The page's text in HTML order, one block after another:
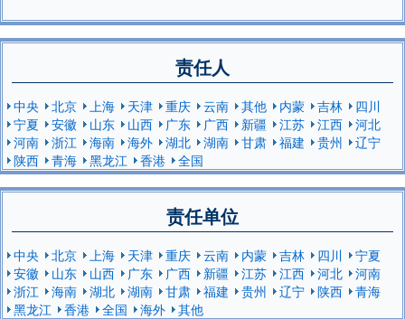
责任人
中央 北京 上海 天津 重庆 云南 其他 内蒙 吉林
四川
宁夏
安徽 山东 山西 广东 广西 新疆 江苏 江西
河北
河南
浙江 海南 海外 湖北 湖南 甘肃 福建 贵州
辽宁
陕西
青海 黑龙江 香港 全国
责任单位
中央 北京 上海 天津 重庆 云南 内蒙 吉林 四川
宁夏
安徽
山东 山西 广东 广西 新疆 江苏 江西 河北
河南
浙江
海南 湖北 湖南 甘肃 福建 贵州 辽宁 陕西
青海
黑龙江
香港 全国 海外 其他